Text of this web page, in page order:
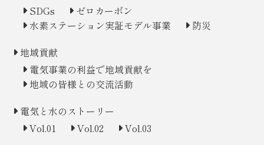
SDGs
ゼロカーボン
水素ステーション実証モデル事業
防災
地域貢献
電気事業の利益で地域貢献を
地域の皆様との交流活動
電気と水のストーリー
Vol.01
Vol.02 Vol.03